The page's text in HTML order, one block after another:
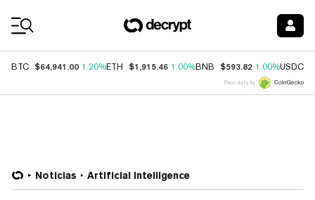
BTC $64,941.00 1.20%ETH $1,915.46 1.00%BNB $593.82 1.00%USDC
Price data by
Noticias Artificial Intelligence